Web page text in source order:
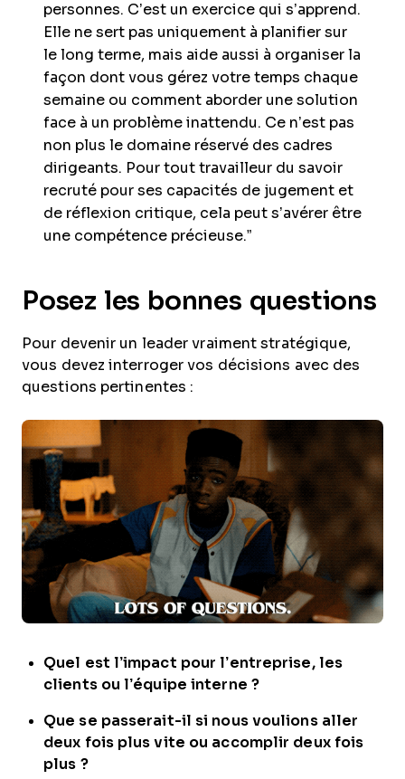
personnes. C’est un exercice qui s’apprend.
Elle ne sert pas uniquement à planifier sur
le long terme, mais aide aussi à organiser la
façon dont vous gérez votre temps chaque
semaine ou comment aborder une solution
face à un problème inattendu. Ce n’est pas
non plus le domaine réservé des cadres
dirigeants. Pour tout travailleur du savoir
recruté pour ses capacités de jugement et
de réflexion critique, cela peut s’avérer être
une compétence précieuse.”
Posez les bonnes questions
Pour devenir un leader vraiment stratégique,
vous devez interroger vos décisions avec des
questions pertinentes :
Quel est l’impact pour l’entreprise, les
clients ou l’équipe interne ?
Que se passerait-il si nous voulions aller
deux fois plus vite ou accomplir deux fois
plus ?